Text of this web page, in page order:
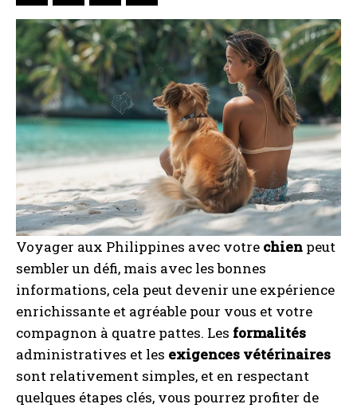
Voyager aux Philippines avec votre chien peut
sembler un défi, mais avec les bonnes
informations, cela peut devenir une expérience
enrichissante et agréable pour vous et votre
compagnon à quatre pattes. Les formalités
administratives et les exigences vétérinaires
sont relativement simples, et en respectant
quelques étapes clés, vous pourrez profiter de